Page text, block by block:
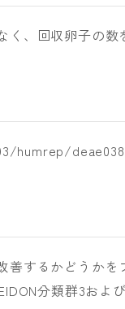
、回収卵子の数
humrep/
するかどうかを
分類群3およ